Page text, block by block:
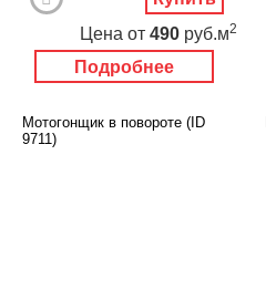
Подробнее
Цена от 490 руб.м2
Мотогонщик в повороте (ID
9711)